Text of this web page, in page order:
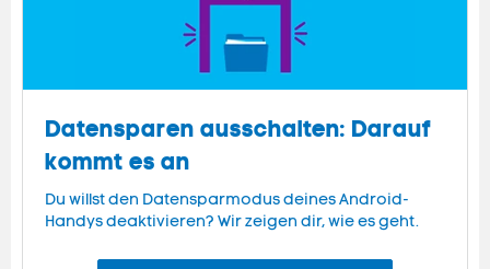
Datensparen ausschalten: Darauf
kommt es an
Du willst den Datensparmodus deines Android-
Handys deaktivieren? Wir zeigen dir, wie es geht.